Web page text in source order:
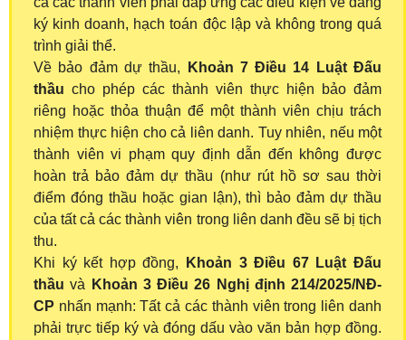
ký kinh doanh, hạch toán độc lập và không trong quá
trình giải thể.
Về bảo đảm dự thầu,
Khoản 7 Điều 14 Luật Đấu
thầu cho phép các thành viên thực hiện bảo đảm
riêng hoặc thỏa thuận để một thành viên chịu trách
nhiệm thực hiện cho cả liên danh. Tuy nhiên, nếu một
thành viên vi phạm quy định dẫn đến không được
hoàn trả bảo đảm dự thầu (như rút hồ sơ sau thời
điểm đóng thầu hoặc gian lận), thì bảo đảm dự thầu
của tất cả các thành viên trong liên danh đều sẽ bị tịch
thu.
Khi ký kết hợp đồng,
Khoản 3 Điều 67 Luật Đấu
thầu và
Khoản 3 Điều 26 Nghị định 214/2025/NĐ-
CP nhấn mạnh: Tất cả các thành viên trong liên danh
phải trực tiếp ký và đóng dấu vào văn bản hợp đồng.